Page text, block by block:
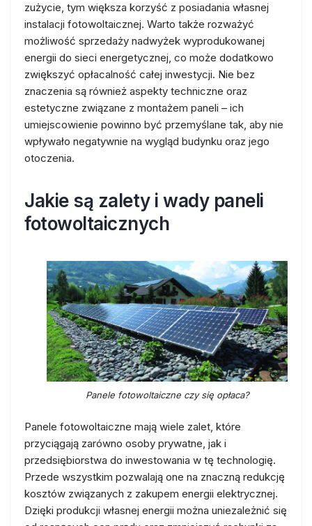
zużycie, tym większa korzyść z posiadania własnej
instalacji fotowoltaicznej. Warto także rozważyć
możliwość sprzedaży nadwyżek wyprodukowanej
energii do sieci energetycznej, co może dodatkowo
zwiększyć opłacalność całej inwestycji. Nie bez
znaczenia są również aspekty techniczne oraz
estetyczne związane z montażem paneli – ich
umiejscowienie powinno być przemyślane tak, aby nie
wpływało negatywnie na wygląd budynku oraz jego
otoczenia.
Jakie są zalety i wady paneli
fotowoltaicznych
Panele fotowoltaiczne czy się opłaca?
Panele fotowoltaiczne mają wiele zalet, które
przyciągają zarówno osoby prywatne, jak i
przedsiębiorstwa do inwestowania w tę technologię.
Przede wszystkim pozwalają one na znaczną redukcję
kosztów związanych z zakupem energii elektrycznej.
Dzięki produkcji własnej energii można uniezależnić się